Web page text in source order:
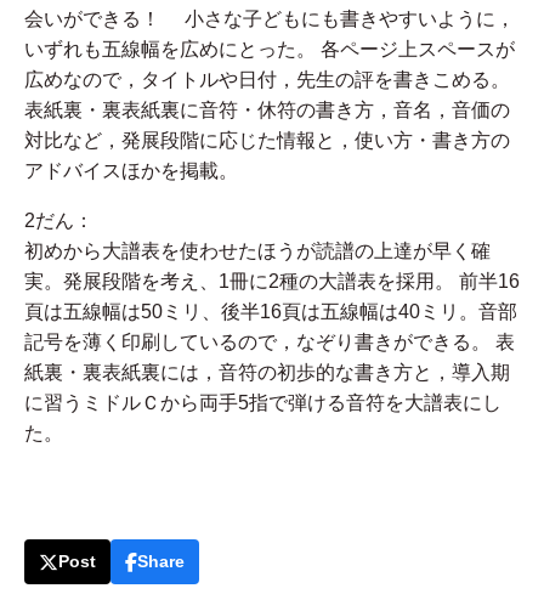
会いができる！ 小さな子どもにも書きやすいように，
いずれも五線幅を広めにとった。 各ページ上スペースが
広めなので，タイトルや日付，先生の評を書きこめる。
表紙裏・裏表紙裏に音符・休符の書き方，音名，音価の
対比など，発展段階に応じた情報と，使い方・書き方の
アドバイスほかを掲載。
2だん：
初めから大譜表を使わせたほうが読譜の上達が早く確
実。発展段階を考え、1冊に2種の大譜表を採用。 前半16
頁は五線幅は50ミリ、後半16頁は五線幅は40ミリ。音部
記号を薄く印刷しているので，なぞり書きができる。 表
紙裏・裏表紙裏には，音符の初歩的な書き方と，導入期
に習うミドルＣから両手5指で弾ける音符を大譜表にし
た。
Post Share